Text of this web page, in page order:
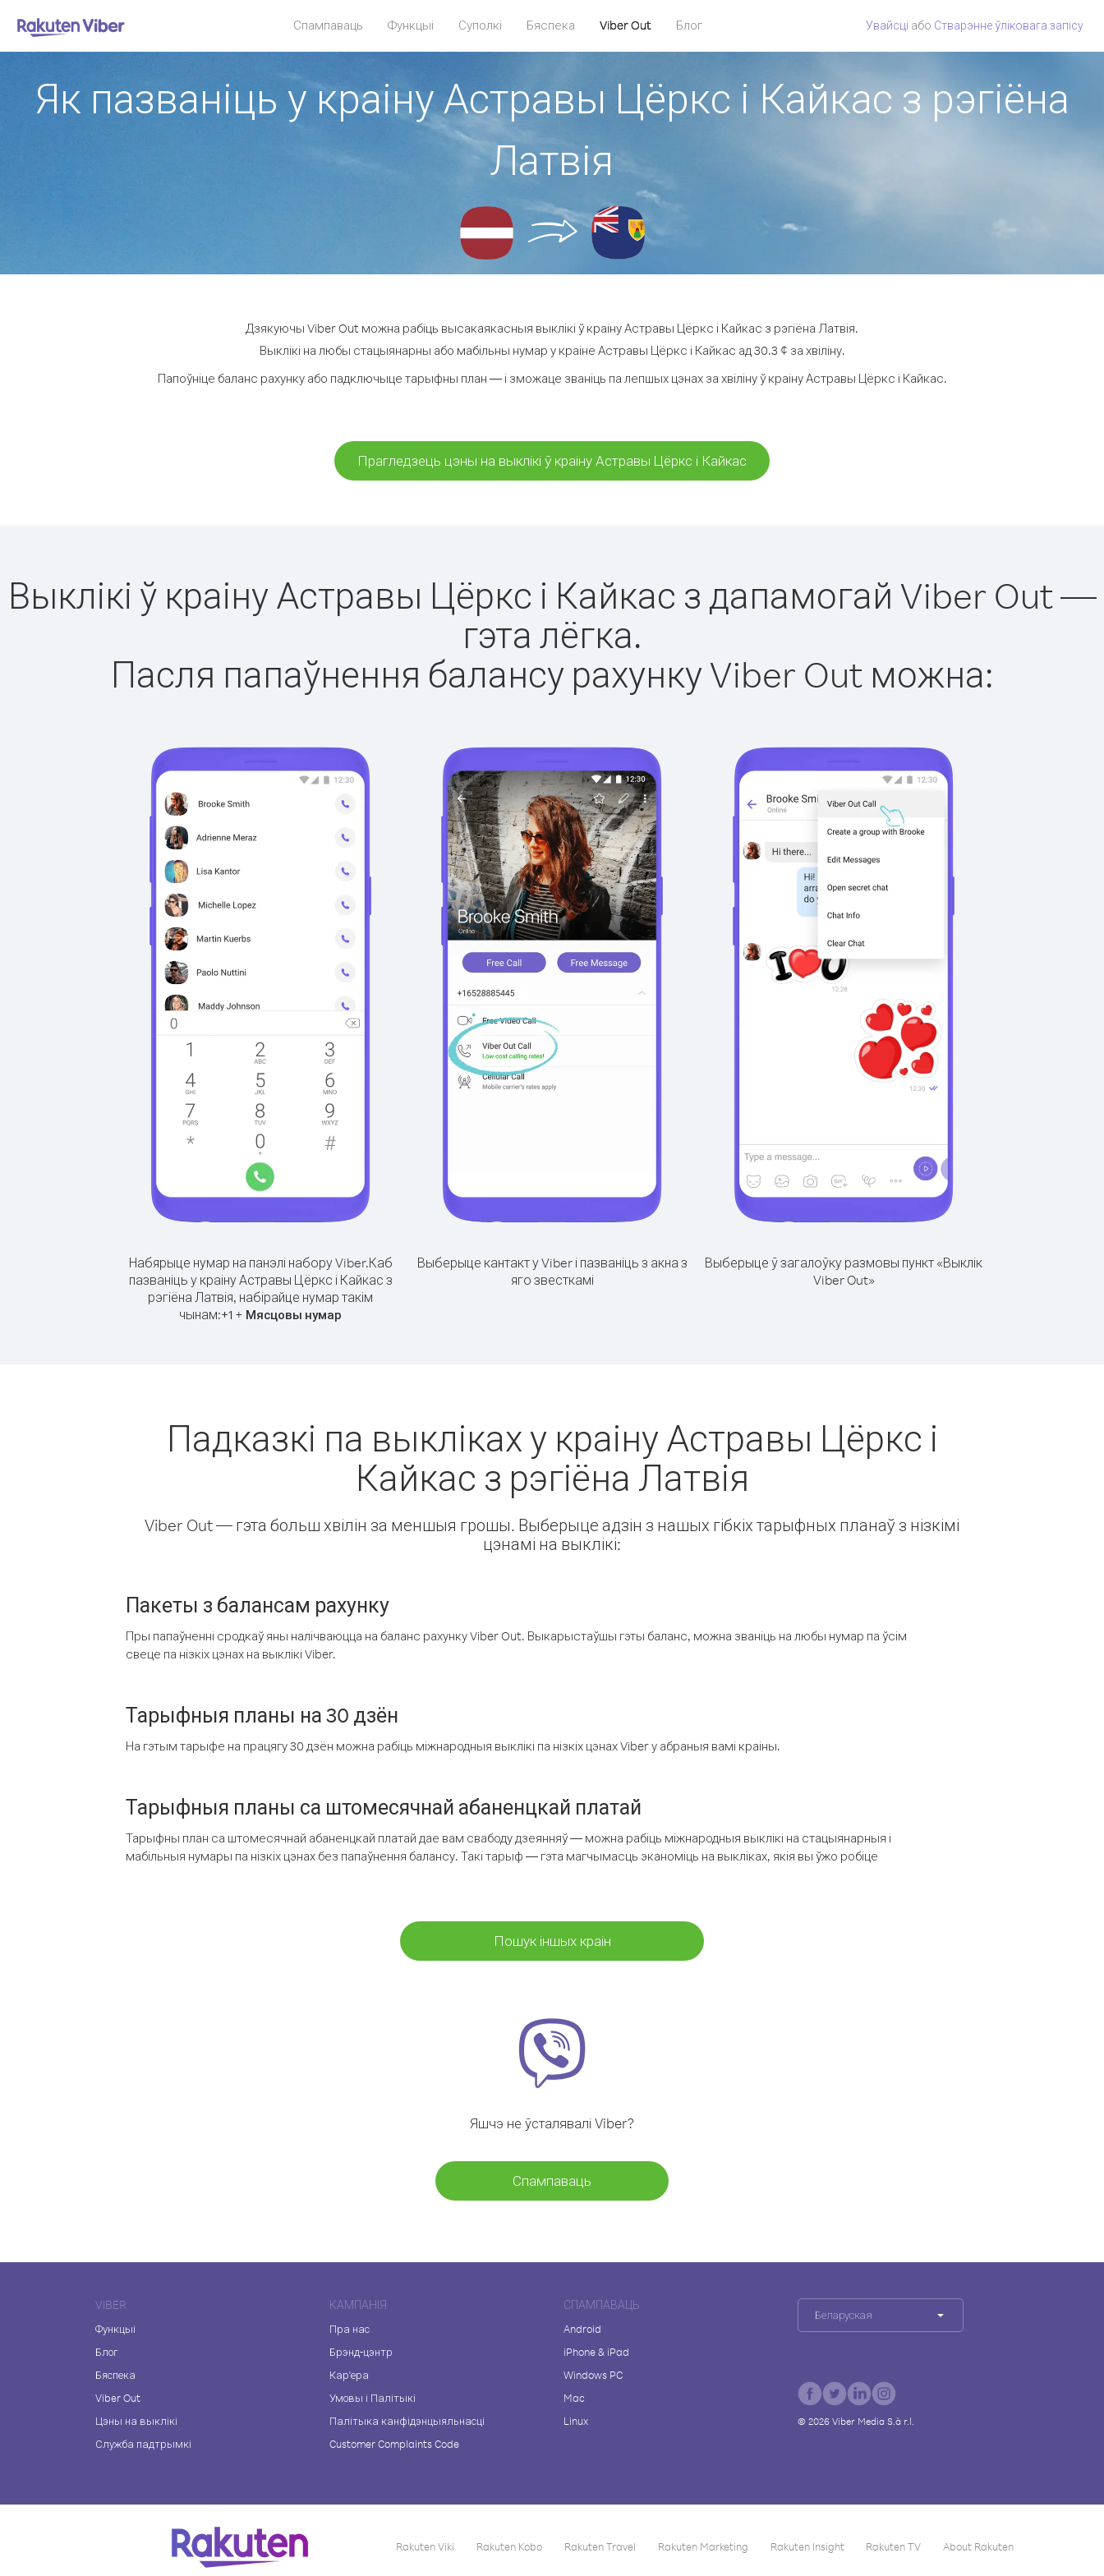
Спампаваць Функцыі Суполкі Бяспека Viber Out Блог Увайсці або Стварэнне ўліковага запісу
Як пазваніць у краіну Астравы Цёркс і Кайкас з рэгіёна
Латвія
Дзякуючы Viber Out можна рабіць высакаякасныя выклікі ў краіну Астравы Цёркс і Кайкас з рэгіёна Латвія.
Выклікі на любы стацыянарны або мабільны нумар у краіне Астравы Цёркс і Кайкас ад 30.3 ¢ за хвіліну.
Папоўніце баланс рахунку або падключыце тарыфны план — і зможаце званіць па лепшых цэнах за хвіліну ў краіну Астравы Цёркс і Кайкас.
Прагледзець цэны на выклікі ў краіну Астравы Цёркс і Кайкас
Выклікі ў краіну Астравы Цёркс і Кайкас з дапамогай Viber Out —
гэта лёгка.
Пасля папаўнення балансу рахунку Viber Out можна:
Набярыце нумар на панэлі набору Viber.Каб
пазваніць у краіну Астравы Цёркс і Кайкас з
рэгіёна Латвія, набірайце нумар такім
чынам:+1 + Мясцовы нумар
Выберыце кантакт у Viber і пазваніць з акна з
яго звесткамі
Выберыце ў загалоўку размовы пункт «Выклік
Viber Out»
Падказкі па выкліках у краіну Астравы Цёркс і
Кайкас з рэгіёна Латвія
Viber Out — гэта больш хвілін за меншыя грошы. Выберыце адзін з нашых гібкіх тарыфных планаў з нізкімі
цэнамі на выклікі:
Пакеты з балансам рахунку
Пры папаўненні сродкаў яны налічваюцца на баланс рахунку Viber Out. Выкарыстаўшы гэты баланс, можна званіць на любы нумар па ўсім
свеце па нізкіх цэнах на выклікі Viber.
Тарыфныя планы на 30 дзён
На гэтым тарыфе на працягу 30 дзён можна рабіць міжнародныя выклікі па нізкіх цэнах Viber у абраныя вамі краіны.
Тарыфныя планы са штомесячнай абаненцкай платай
Тарыфны план са штомесячнай абаненцкай платай дае вам свабоду дзеянняў — можна рабіць міжнародныя выклікі на стацыянарныя і
мабільныя нумары па нізкіх цэнах без папаўнення балансу. Такі тарыф — гэта магчымасць эканоміць на выкліках, якія вы ўжо робіце
Пошук іншых краін
Яшчэ не ўсталявалі Viber?
Спампаваць
VIBER
Функцыі
Блог
Бяспека
Viber Out
Цэны на выклікі
Служба падтрымкі
КАМПАНІЯ
Пра нас
Брэнд-цэнтр
Кар'ера
Умовы і Палітыкі
Палітыка канфідэнцыяльнасці
Customer Complaints Code
СПАМПАВАЦЬ
Android
iPhone & iPad
Windows PC
Mac
Linux
Беларуская
© 2026 Viber Media S.à r.l.
Rakuten Viki Rakuten Kobo Rakuten Travel Rakuten Marketing Rakuten Insight Rakuten TV About Rakuten